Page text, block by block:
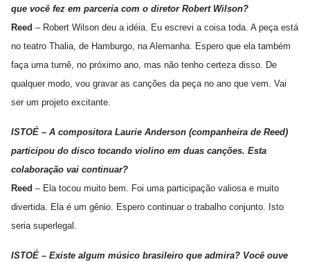
que você fez em parceria com o diretor Robert Wilson?
Reed – Robert Wilson deu a idéia. Eu escrevi a coisa toda. A peça está
no teatro Thalia, de Hamburgo, na Alemanha. Espero que ela também
faça uma turnê, no próximo ano, mas não tenho certeza disso. De
qualquer modo, vou gravar as canções da peça no ano que vem. Vai
ser um projeto excitante.
ISTOÉ – A compositora Laurie Anderson (companheira de Reed)
participou do disco tocando violino em duas canções. Esta
colaboração vai continuar?
Reed – Ela tocou muito bem. Foi uma participação valiosa e muito
divertida. Ela é um gênio. Espero continuar o trabalho conjunto. Isto
seria superlegal.
ISTOÉ – Existe algum músico brasileiro que admira? Você ouve